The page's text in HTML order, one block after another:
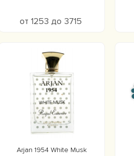
от 1253 до 3715
Arjan 1954 White Musk